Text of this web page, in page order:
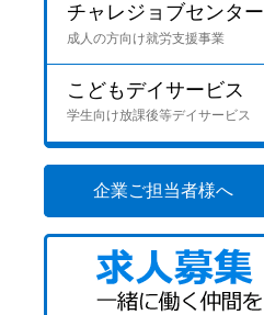
チャレジョブセンター
成人の方向け就労支援事業
こどもデイサービス
学生向け放課後等デイサービス
企業ご担当者様へ